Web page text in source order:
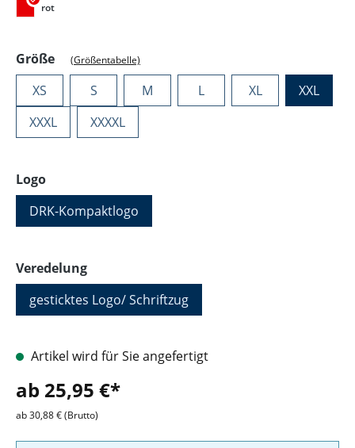
rot
Größeauswählen
(Größentabelle)
XS S M L XL
XXL
XXXL
XXXXL
Logoauswählen
DRK-Kompaktlogo
Veredelungauswählen
gesticktes Logo/ Schriftzug
Artikel wird für Sie angefertigt
ab 25,95 €*
ab 30,88 € (Brutto)